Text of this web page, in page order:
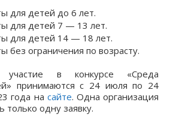
для детей до 6 лет.
для детей 7 — 13 лет.
для детей 14 — 18 лет.
без ограничения по возрасту.
в конкурсе «Среда
принимаются с 24 июля по 24
года на сайте. Одна организация
только одну заявку.